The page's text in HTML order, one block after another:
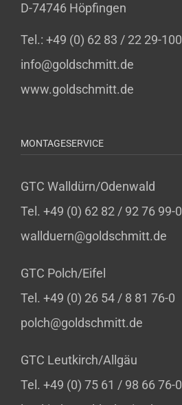
D-74746 Höpfingen
Tel.: +49 (0) 62 83 / 22 29-100
info@goldschmitt.de
www.goldschmitt.de
MONTAGESERVICE
GTC Walldürn/Odenwald
Tel. +49 (0) 62 82 / 92 76 99-0
wallduern@goldschmitt.de
GTC Polch/Eifel
Tel. +49 (0) 26 54 / 8 81 76-0
polch@goldschmitt.de
GTC Leutkirch/Allgäu
Tel. +49 (0) 75 61 / 98 66 76-0